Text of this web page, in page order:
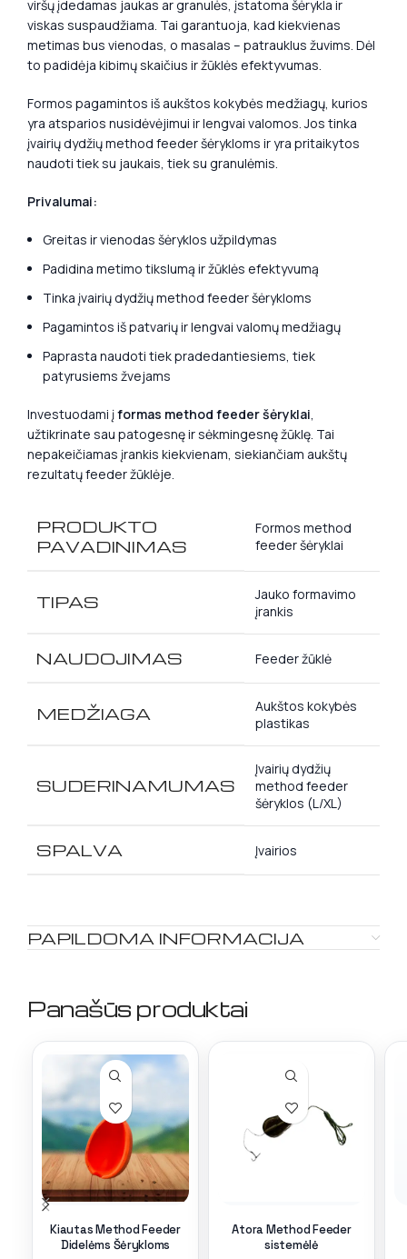
viršų įdedamas jaukas ar granulės, įstatoma šėrykla ir
viskas suspaudžiama. Tai garantuoja, kad kiekvienas
metimas bus vienodas, o masalas – patrauklus žuvims. Dėl
to padidėja kibimų skaičius ir žūklės efektyvumas.
Formos pagamintos iš aukštos kokybės medžiagų, kurios
yra atsparios nusidėvėjimui ir lengvai valomos. Jos tinka
įvairių dydžių method feeder šėrykloms ir yra pritaikytos
naudoti tiek su jaukais, tiek su granulėmis.
Privalumai:
Greitas ir vienodas šėryklos užpildymas
Padidina metimo tikslumą ir žūklės efektyvumą
Tinka įvairių dydžių method feeder šėrykloms
Pagamintos iš patvarių ir lengvai valomų medžiagų
Paprasta naudoti tiek pradedantiesiems, tiek
patyrusiems žvejams
Investuodami įformas method feeder šėryklai,
užtikrinate sau patogesnę ir sėkmingesnę žūklę. Tai
nepakeičiamas įrankis kiekvienam, siekiančiam aukštų
rezultatų feeder žūklėje.
PRODUKTO
PAVADINIMAS
Formos method
feeder šėryklai
TIPAS
Jauko formavimo
įrankis
NAUDOJIMAS Feeder žūklė
MEDŽIAGA
Aukštos kokybės
plastikas
SUDERINAMUMAS
Įvairių dydžių
method feeder
šėryklos (L/XL)
SPALVA Įvairios
PAPILDOMA INFORMACIJA
Panašūs produktai
Kiautas Method Feeder
Didelėms Šėrykloms
Atora Method Feeder
sistemėlė